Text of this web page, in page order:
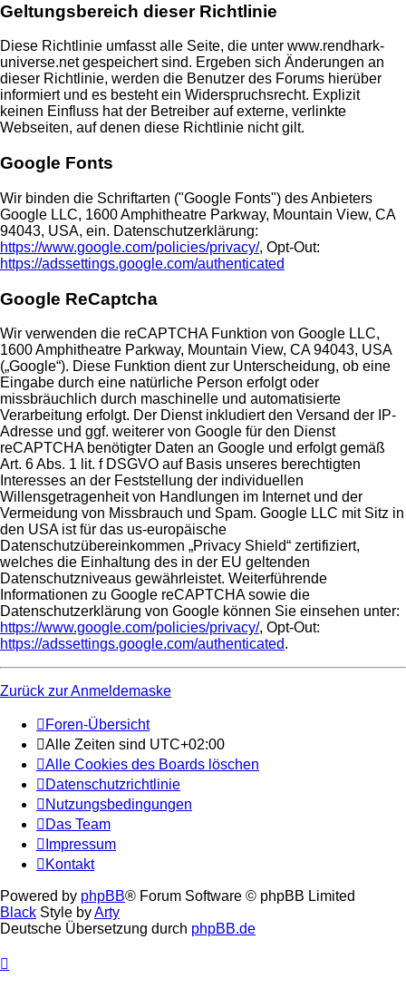
Geltungsbereich dieser Richtlinie
Diese Richtlinie umfasst alle Seite, die unter www.rendhark-
universe.net gespeichert sind. Ergeben sich Änderungen an
dieser Richtlinie, werden die Benutzer des Forums hierüber
informiert und es besteht ein Widerspruchsrecht. Explizit
keinen Einfluss hat der Betreiber auf externe, verlinkte
Webseiten, auf denen diese Richtlinie nicht gilt.
Google Fonts
Wir binden die Schriftarten ("Google Fonts") des Anbieters
Google LLC, 1600 Amphitheatre Parkway, Mountain View, CA
94043, USA, ein. Datenschutzerklärung:
https://www.google.com/policies/privacy/, Opt-Out:
https://adssettings.google.com/authenticated
Google ReCaptcha
Wir verwenden die reCAPTCHA Funktion von Google LLC,
1600 Amphitheatre Parkway, Mountain View, CA 94043, USA
(„Google“). Diese Funktion dient zur Unterscheidung, ob eine
Eingabe durch eine natürliche Person erfolgt oder
missbräuchlich durch maschinelle und automatisierte
Verarbeitung erfolgt. Der Dienst inkludiert den Versand der IP-
Adresse und ggf. weiterer von Google für den Dienst
reCAPTCHA benötigter Daten an Google und erfolgt gemäß
Art. 6 Abs. 1 lit. f DSGVO auf Basis unseres berechtigten
Interesses an der Feststellung der individuellen
Willensgetragenheit von Handlungen im Internet und der
Vermeidung von Missbrauch und Spam. Google LLC mit Sitz in
den USA ist für das us-europäische
Datenschutzübereinkommen „Privacy Shield“ zertifiziert,
welches die Einhaltung des in der EU geltenden
Datenschutzniveaus gewährleistet. Weiterführende
Informationen zu Google reCAPTCHA sowie die
Datenschutzerklärung von Google können Sie einsehen unter:
https://www.google.com/policies/privacy/, Opt-Out:
https://adssettings.google.com/authenticated.
Zurück zur Anmeldemaske
Foren-Übersicht
Alle Zeiten sind UTC+02:00
Alle Cookies des Boards löschen
Datenschutzrichtlinie
Nutzungsbedingungen
Das Team
Impressum
Kontakt
Powered by phpBB® Forum Software © phpBB Limited
Black Style byArty
Deutsche Übersetzung durch phpBB.de